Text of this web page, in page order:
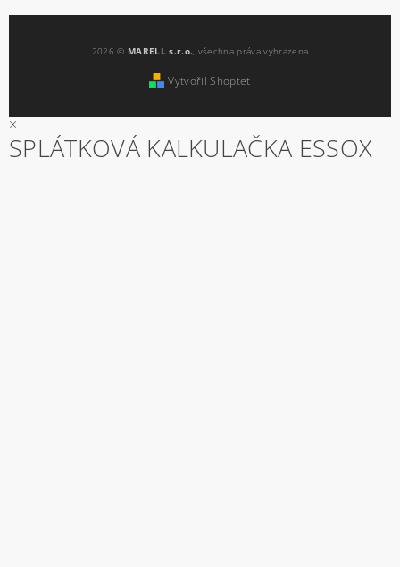
2026 © MARELL s.r.o. , všechna práva vyhrazena
Vytvořil Shoptet
×
SPLÁTKOVÁ KALKULAČKA ESSOX